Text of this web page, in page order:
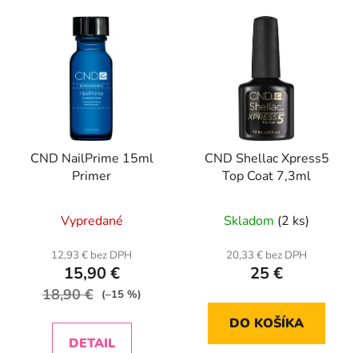
CND NailPrime 15ml
Primer
Vypredané
12,93 € bez DPH
15,90 €
18,90 € (–15 %)
DETAIL
CND Shellac Xpress5
Top Coat 7,3ml
Skladom (2 ks)
20,33 € bez DPH
25 €
DO KOŠÍKA